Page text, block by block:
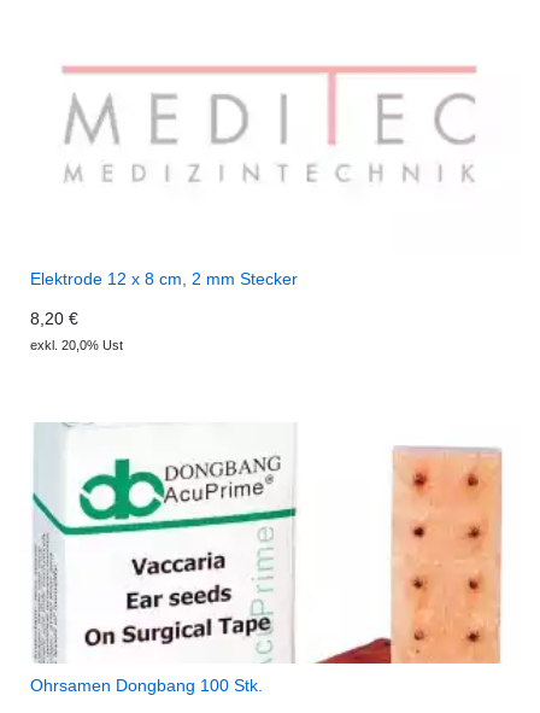
Elektrode 12 x 8 cm, 2 mm Stecker
8,20 €
exkl. 20,0% Ust
Ohrsamen Dongbang 100 Stk.